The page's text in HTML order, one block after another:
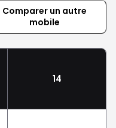
Comparer un autre
mobile
14